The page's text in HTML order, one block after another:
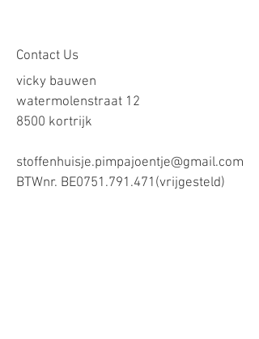
Contact Us
vicky bauwen
watermolenstraat 12
8500 kortrijk
stoffenhuisje.pimpajoentje@gmail.com
BTWnr. BE0751.791.471(vrijgesteld)